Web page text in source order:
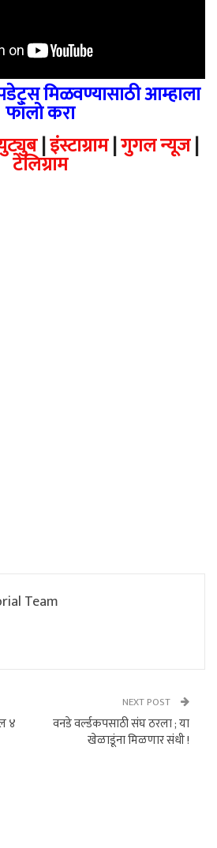
मिळवण्यासाठी आम्हाला
फॉलो करा
|इंस्टाग्राम|गुगल न्यूज|
टेलिग्राम
Team
४
NEXT POST
वनडे वर्ल्डकपसाठी संघ ठरला ; या
खेळाडूंना मिळणार संधी !